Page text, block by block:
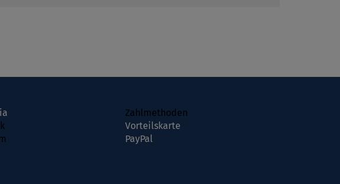
Zahlmethoden
Vorteilskarte
PayPal